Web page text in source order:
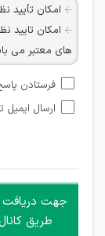
امکان تأیید
امکان تایید
های معتبر می
شبکه های مجازی
امکان تأیید
هرگونه
غیر مجاز می
امکان
جمعی و چه
فرستادن
ارسال ایمیل
جهت دریافت
طریق